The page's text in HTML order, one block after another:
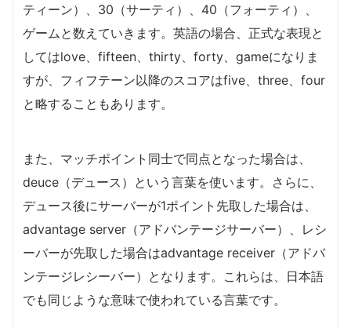
ティーン）、30（サーティ）、40（フォーティ）、
ゲームと数えていきます。英語の場合、正式な表現と
してはlove、fifteen、thirty、forty、gameになりま
すが、フィフテーン以降のスコアはfive、three、four
と略することもあります。
また、マッチポイント同士で同点となった場合は、
deuce（デュース）という言葉を使います。さらに、
デュース後にサーバーが1ポイント先取した場合は、
advantage server（アドバンテージサーバー）、レシ
ーバーが先取した場合はadvantage receiver（アドバ
ンテージレシーバー）となります。これらは、日本語
でも同じような意味で使われている言葉です。